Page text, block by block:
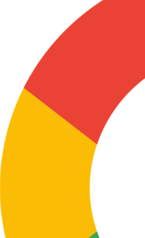
La Sole en
Cadena 3